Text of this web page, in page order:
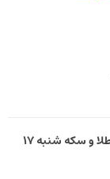
یک پیش ‌بینی مهم برای قیمت دلار، طلا و سکه شنبه ۱۷